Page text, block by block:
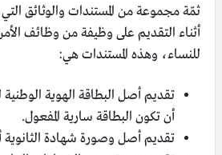
ثمّة مجموعة من المستندات والوثائق التي
أثناء التقديم على وظيفة من وظائف
للنساء، وهذه المستندات هي:
تقديم أصل البطاقة الهوية الوطنية
أن تكون البطاقة سارية المفعول.
تقديم أصل وصورة شهادة الثانوية